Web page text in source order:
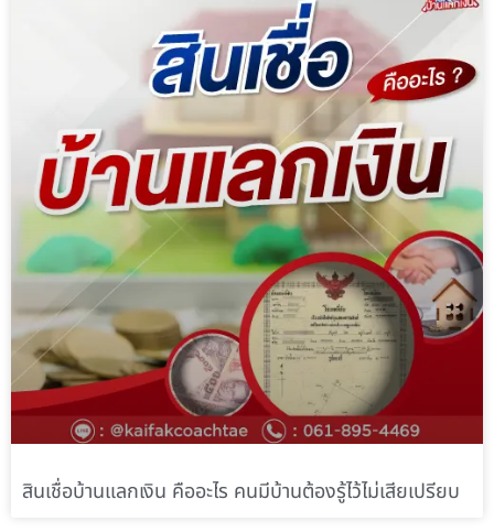
สินเชื่อบ้านแลกเงิน คืออะไร คนมีบ้านต้องรู้ไว้ไม่เสียเปรียบ